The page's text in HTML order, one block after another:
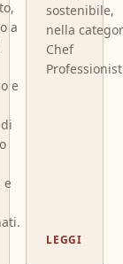
a
e
e
sostenibile,
nella
Chef
LEGGI